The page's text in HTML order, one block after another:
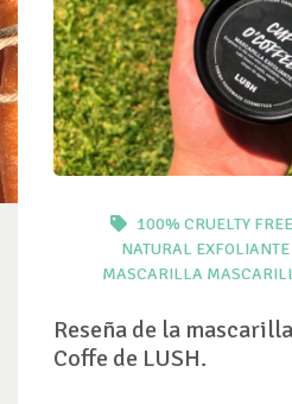
100% CRUELTY FREE
NATURAL EXFOLIANTE
MASCARILLA
Reseña de la
Coffe de LUSH.